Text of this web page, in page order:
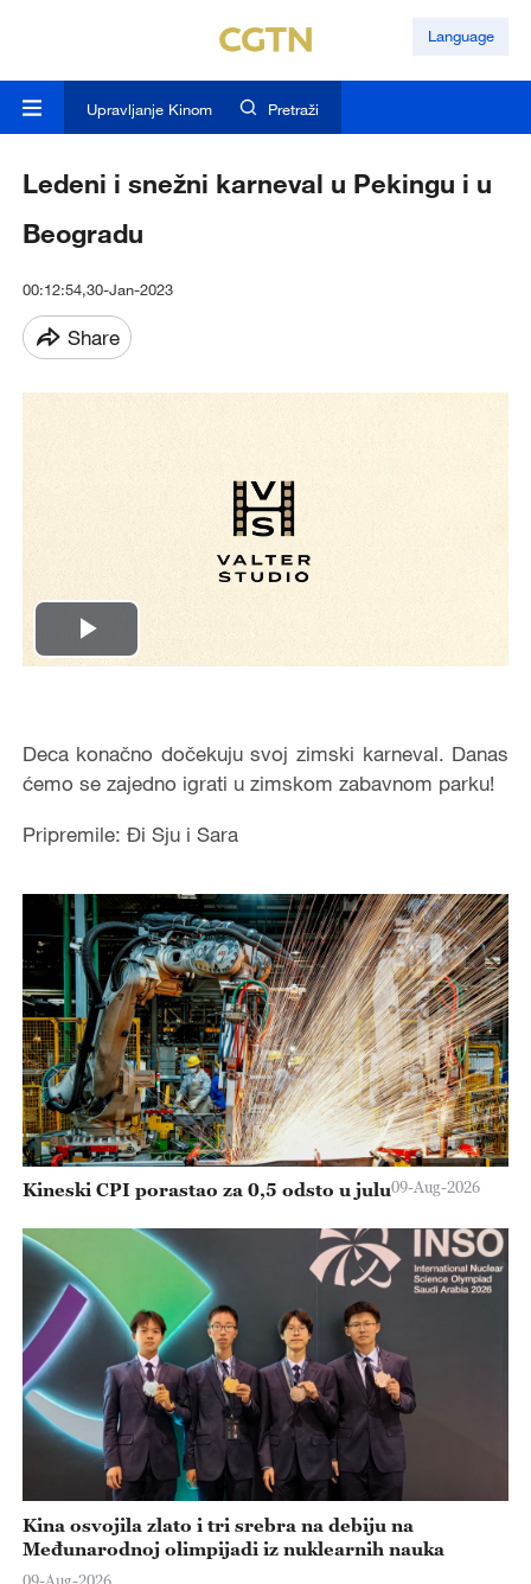
Language
Upravljanje Kinom Pretraži
Ledeni i snežni karneval u Pekingu i u
Beogradu
00:12:54,30-Jan-2023
Share
Play
Deca konačno dočekuju svoj zimski karneval. Danas
ćemo se zajedno igrati u zimskom zabavnom parku!
Pripremile: Đi Sju i Sara
Kineski CPI porastao za 0,5 odsto u julu09-Aug-2026
Kina osvojila zlato i tri srebra na debiju na
Međunarodnoj olimpijadi iz nuklearnih nauka